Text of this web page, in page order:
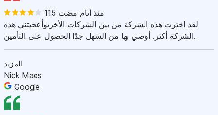
115 منذ أيام مضت
لقد اخترت هذه الشركة من بين الشركات الأخرىوأعجبتني هذه
الشركة أكثر. أوصي بها من السهل جدًا الحصول على التأمين.
المزيد
Nick Maes
Google